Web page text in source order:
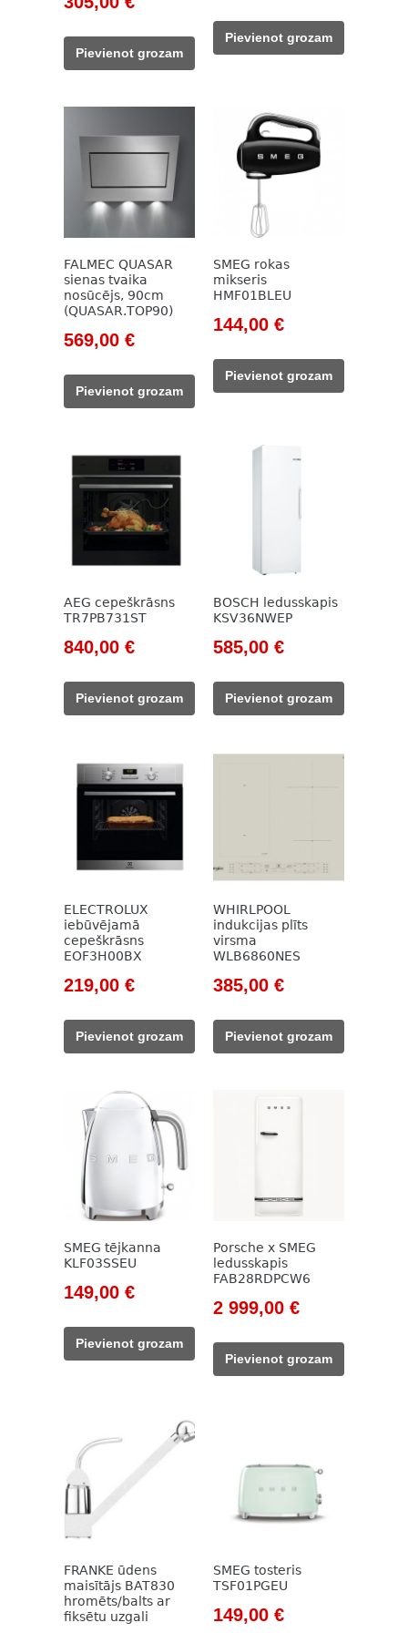
was:
402,00 €.
305,00 €.
Pievienot grozam
was:
594,00 €.
405,00 €.
Pievienot grozam
FALMEC QUASAR
sienas tvaika
nosūcējs, 90cm
(QUASAR.TOP90)
Original
was:
985,00 €.
569,00 €Current
569,00 €.
Pievienot grozam
SMEG rokas
mikseris
HMF01BLEU
Original
was:
165,00 €.
144,00 €Current
144,00 €.
Pievienot grozam
AEG cepeškrāsns
TR7PB731ST
Original
was:
1
840,00 €Current
840,00 €.
Pievienot grozam
BOSCH ledusskapis
KSV36NWEP
Original
was:
785,00 €.
585,00 €Current
585,00 €.
Pievienot grozam
ELECTROLUX
iebūvējamā
cepeškrāsns
EOF3H00BX
Original
was:
318,00 €.
219,00 €Current
219,00 €.
Pievienot grozam
WHIRLPOOL
indukcijas plīts
virsma
WLB6860NES
Original
was:
500,00 €.
385,00 €Current
385,00 €.
Pievienot grozam
SMEG tējkanna
KLF03SSEU
Original
was:
171,00 €.
149,00 €Current
149,00 €.
Pievienot grozam
Porsche x SMEG
ledusskapis
FAB28RDPCW6
Original
was:
3
2 999,00 €Current
Pievienot grozam
FRANKE ūdens
maisītājs BAT830
hromēts/balts ar
fiksētu uzgali
SMEG tosteris
TSF01PGEU
Original
149,00 €Current